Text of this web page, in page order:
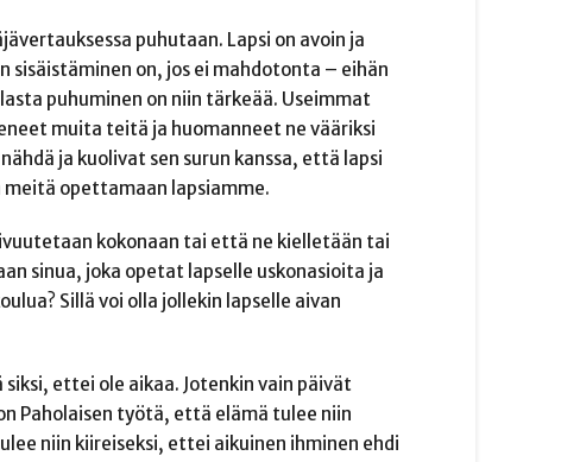
puhutaan. Lapsi on avoin ja
sisäistäminen on, jos ei mahdotonta – eihän
puhuminen on niin tärkeää. Useimmat
muita teitä ja huomanneet ne vääriksi
ja kuolivat sen surun kanssa, että lapsi
meitä opettamaan lapsiamme.
kokonaan tai että ne kielletään tai
sinua, joka opetat lapselle uskonasioita ja
Sillä voi olla jollekin lapselle aivan
ettei ole aikaa. Jotenkin vain päivät
Paholaisen työtä, että elämä tulee niin
niin kiireiseksi, ettei aikuinen ihminen ehdi